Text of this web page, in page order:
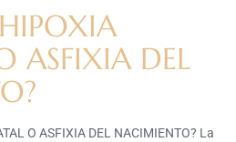
ASFIXIA DEL
O ASFIXIA DEL NACIMIENTO? La